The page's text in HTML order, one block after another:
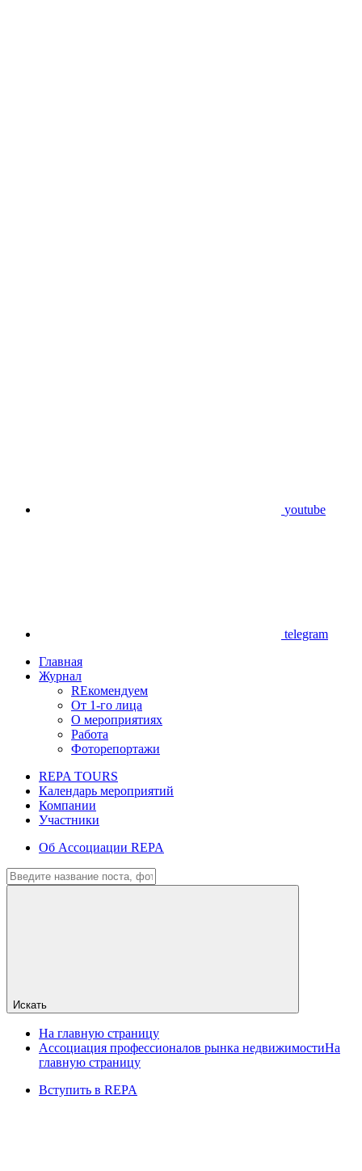
youtube
telegram
Главная
Журнал
REкомендуем
От 1-го лица
О мероприятиях
Работа
Фоторепортажи
REPA TOURS
Календарь мероприятий
Компании
Участники
Об Ассоциации REPA
Искать
На главную страницу
Ассоциация профессионалов рынка недвижимостиНа
главную страницу
Вступить в REPA